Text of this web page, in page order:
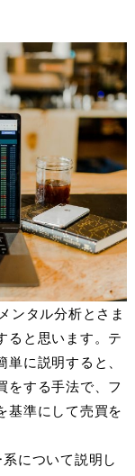
ンタル分析とさま
ると思います。テ
に説明すると、
をする手法で、フ
基準にして売買を
について説明し